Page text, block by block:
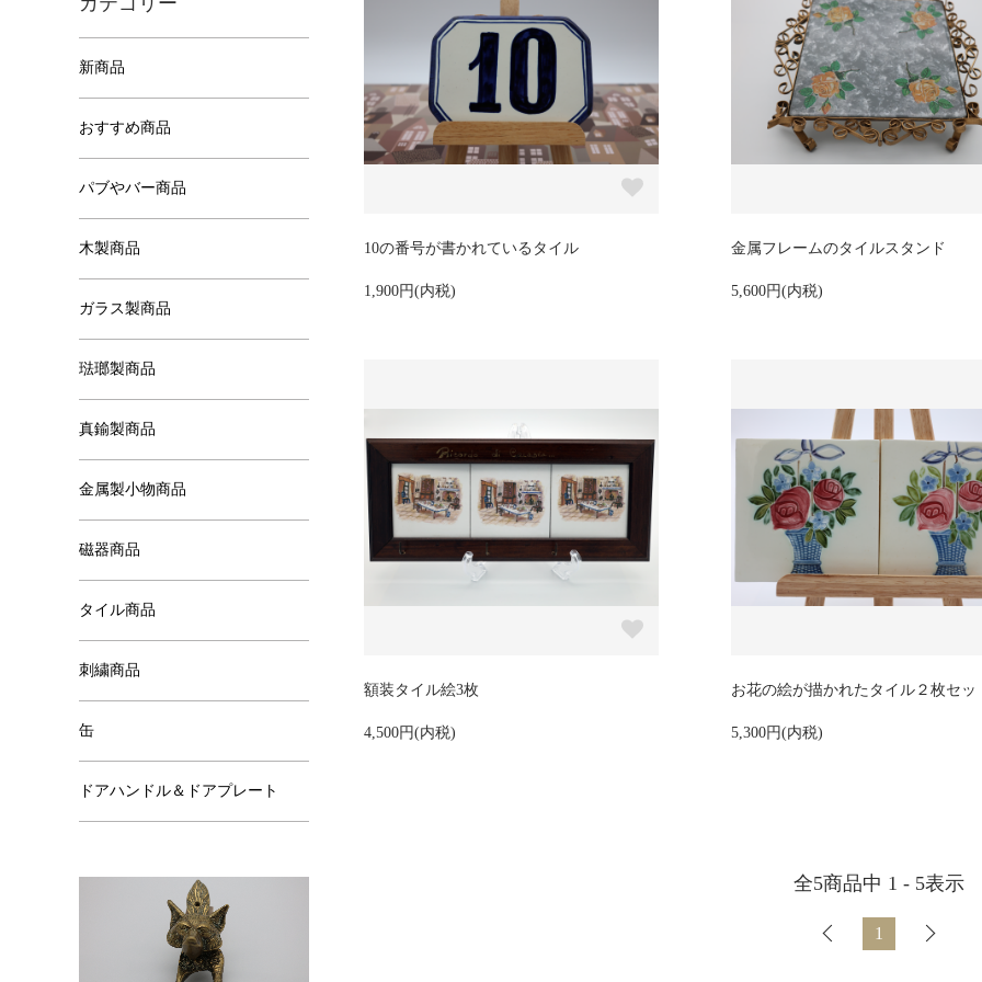
10の番号が書かれているタイル
1,900円(内税)
金属フレームのタイルスタンド
5,600円(内税)
額装タイル絵3枚
4,500円(内税)
お花の絵が描かれたタイル２枚セッ
5,300円(内税)
全5商品中 1 - 5表示
1
新商品
おすすめ商品
パブやバー商品
木製商品
ガラス製商品
琺瑯製商品
真鍮製商品
金属製小物商品
磁器商品
タイル商品
刺繍商品
缶
ドアハンドル＆ドアプレート